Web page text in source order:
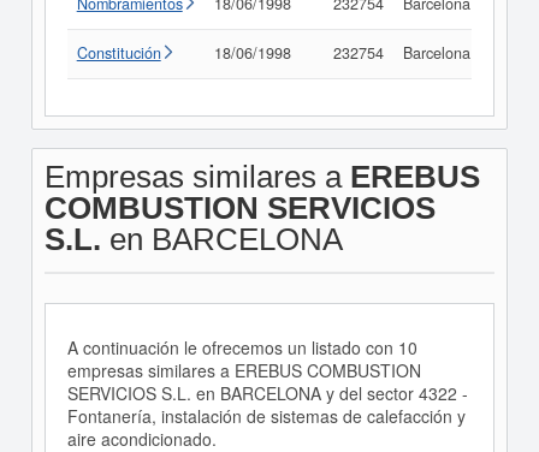
Constitución 18/06/1998 232754 Barcelona
Empresas similares a EREBUS
COMBUSTION SERVICIOS
S.L. en BARCELONA
A continuación le ofrecemos un listado con 10
empresas similares a EREBUS COMBUSTION
SERVICIOS S.L. en BARCELONA y del sector 4322 -
Fontanería, instalación de sistemas de calefacción y
aire acondicionado.